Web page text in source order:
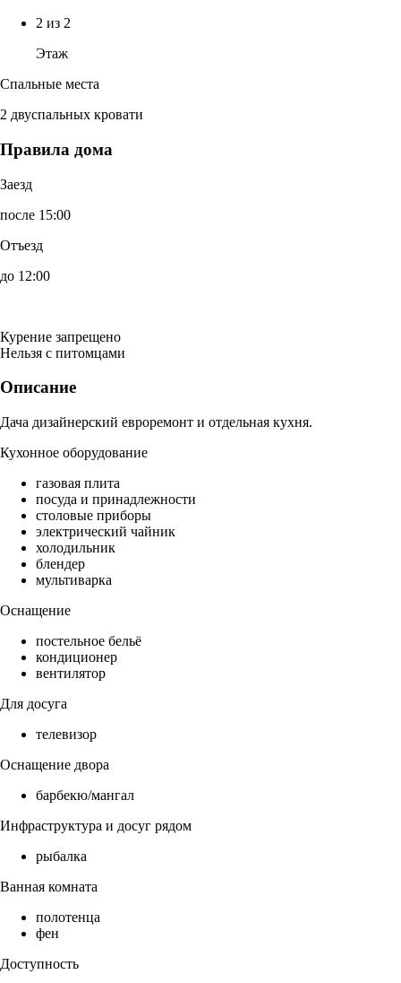
2 из 2
Этаж
Спальные места
2 двуспальных кровати
Правила дома
Заезд
после 15:00
Отъезд
до 12:00
Курение запрещено
Нельзя с питомцами
Описание
Дача дизайнерский евроремонт и отдельная кухня.
Кухонное оборудование
газовая плита
посуда и принадлежности
столовые приборы
электрический чайник
холодильник
блендер
мультиварка
Оснащение
постельное бельё
кондиционер
вентилятор
Для досуга
телевизор
Оснащение двора
барбекю/мангал
Инфраструктура и досуг рядом
рыбалка
Ванная комната
полотенца
фен
Доступность